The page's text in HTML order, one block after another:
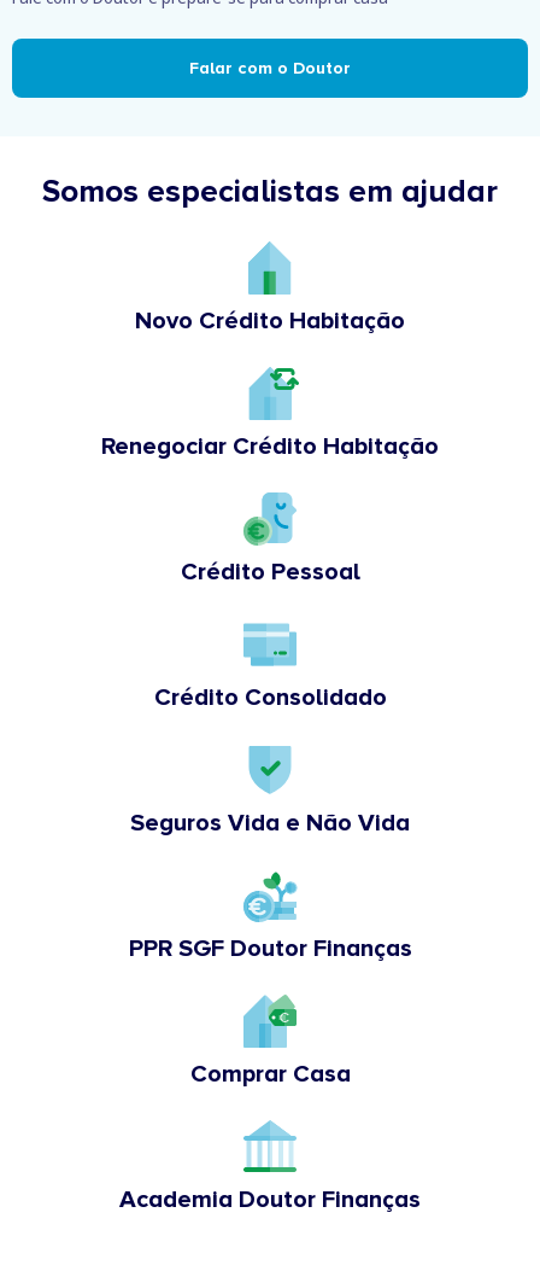
Falar com o Doutor
Somos especialistas em ajudar
Novo Crédito Habitação
Renegociar Crédito Habitação
Crédito Pessoal
Crédito Consolidado
Seguros Vida e Não Vida
PPR SGF Doutor Finanças
Comprar Casa
Academia Doutor Finanças